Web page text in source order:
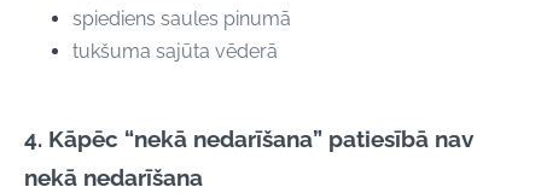
spiediens saules pinumā
tukšuma sajūta vēderā
4. Kāpēc “nekā nedarīšana” patiesībā nav
nekā nedarīšana